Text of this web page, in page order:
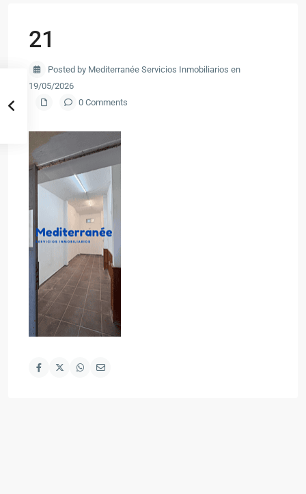
21
Posted by Mediterranée Servicios Inmobiliarios en
19/05/2026
0 Comments